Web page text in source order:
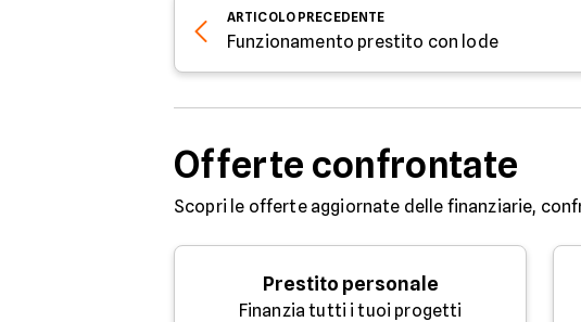
ARTICOLO PRECEDENTE
Funzionamento prestito con lode
Offerte confrontate
Scopri le offerte aggiornate delle finanziarie,
Prestito personale
Finanzia tutti i tuoi progetti